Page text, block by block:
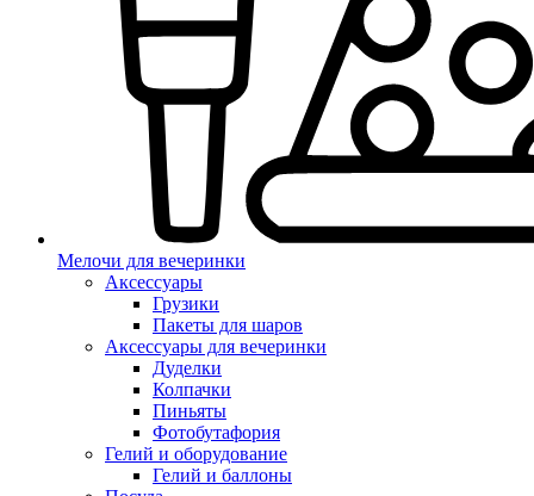
Мелочи для вечеринки
Аксессуары
Грузики
Пакеты для шаров
Аксессуары для вечеринки
Дуделки
Колпачки
Пиньяты
Фотобутафория
Гелий и оборудование
Гелий и баллоны